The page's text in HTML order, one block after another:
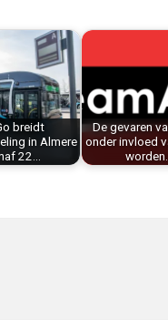
breidt
in Almere
22…
De gevaren
onder invloed